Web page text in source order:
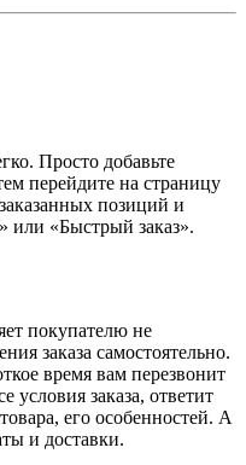
Просто добавьте
перейдите на страницу
позиций и
или «Быстрый заказ».
покупателю не
заказа самостоятельно.
время вам перезвонит
условия заказа, ответит
его особенностей. А
и доставки.